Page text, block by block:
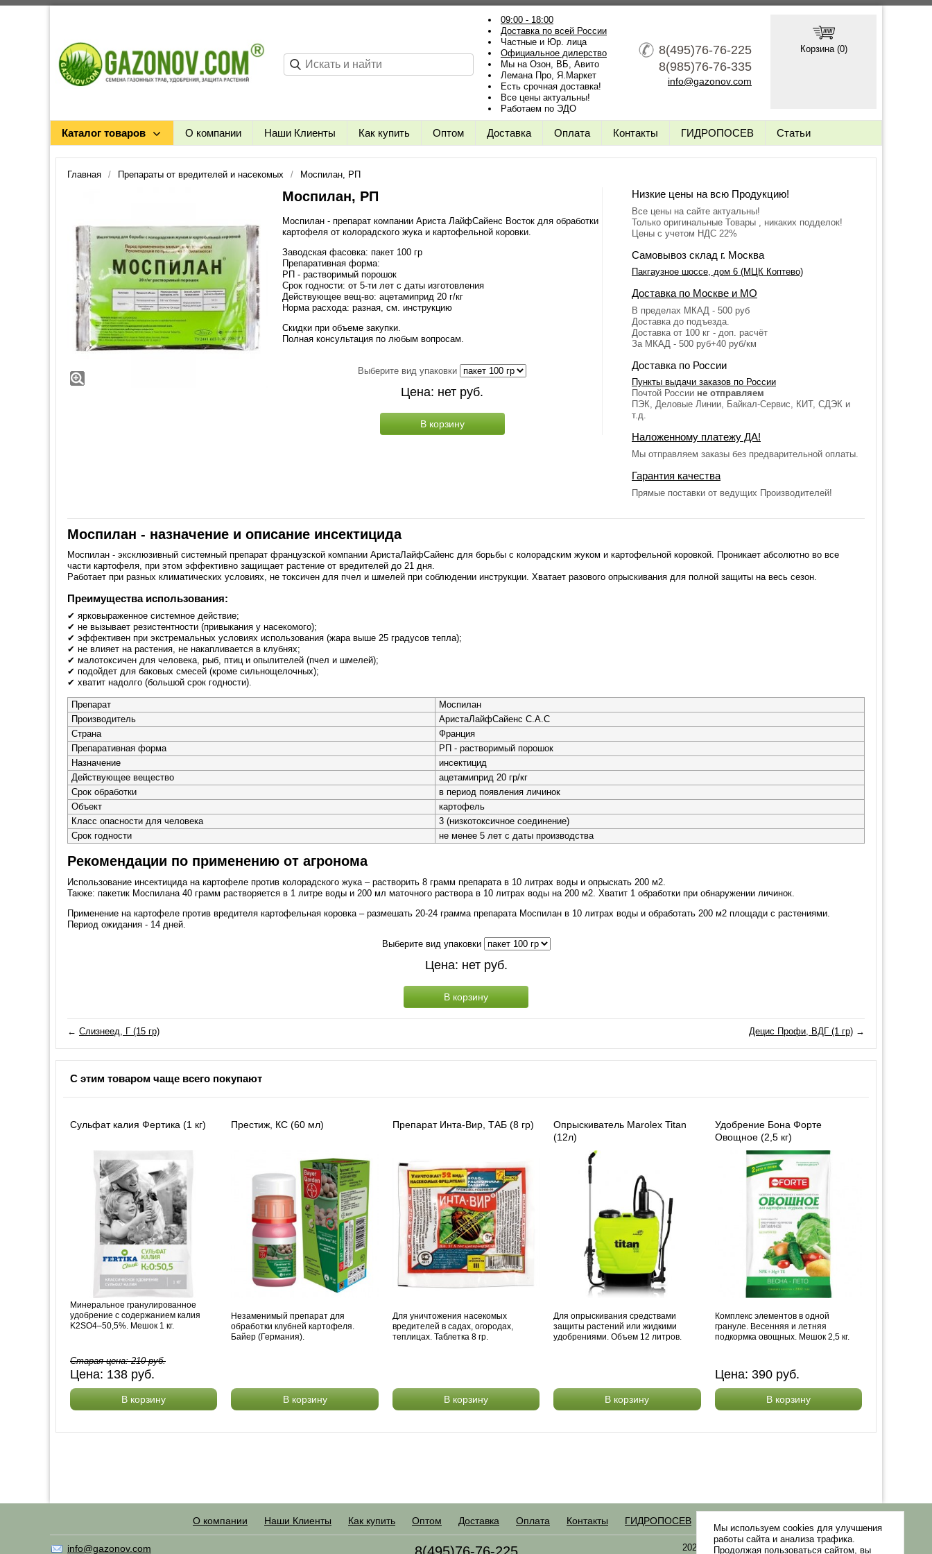
09:00 - 18:00
Доставка по всей России
Частные и Юр. лица
Официальное дилерство
Мы на Озон, ВБ, Авито
Лемана Про, Я.Маркет
Есть срочная доставка!
Все цены актуальны!
Работаем по ЭДО
8(495)76-76-225
8(985)76-76-335
info@gazonov.com
Корзина (0)
Каталог товаров О компании Наши Клиенты Как купить Оптом Доставка Оплата Контакты ГИДРОПОСЕВ Статьи
Главная Препараты от вредителей и насекомых Моспилан, РП
Моспилан, РП
Моспилан - препарат компании Ариста ЛайфСайенс Восток для обработки
картофеля от колорадского жука и картофельной коровки.
Заводская фасовка: пакет 100 гр
Препаративная форма:
РП - растворимый порошок
Срок годности: от 5-ти лет с даты изготовления
Действующее вещ-во: ацетамиприд 20 г/кг
Норма расхода: разная, см. инструкцию
Скидки при объеме закупки.
Полная консультация по любым вопросам.
Выберите вид упаковки
Цена: нет руб.
В корзину
Низкие цены на всю Продукцию!
Все цены на сайте актуальны!
Только оригинальные Товары , никаких подделок!
Цены с учетом НДС 22%
Самовывоз склад г. Москва
Пакгаузное шоссе, дом 6 (МЦК Коптево)
Доставка по Москве и МО
В пределах МКАД - 500 руб
Доставка до подъезда.
Доставка от 100 кг - доп. расчёт
За МКАД - 500 руб+40 руб/км
Доставка по России
Пункты выдачи заказов по России
Почтой России не отправляем
ПЭК, Деловые Линии, Байкал-Сервис, КИТ, СДЭК и
т.д.
Наложенному платежу ДА!
Мы отправляем заказы без предварительной оплаты.
Гарантия качества
Прямые поставки от ведущих Производителей!
Моспилан - назначение и описание инсектицида
Моспилан - эксклюзивный системный препарат французской компании АристаЛайфСайенс для борьбы с колорадским жуком и картофельной коровкой. Проникает абсолютно во все
части картофеля, при этом эффективно защищает растение от вредителей до 21 дня.
Работает при разных климатических условиях, не токсичен для пчел и шмелей при соблюдении инструкции. Хватает разового опрыскивания для полной защиты на весь сезон.
Преимущества использования:
✔ ярковыраженное системное действие;
✔ не вызывает резистентности (привыкания у насекомого);
✔ эффективен при экстремальных условиях использования (жара выше 25 градусов тепла);
✔ не влияет на растения, не накапливается в клубнях;
✔ малотоксичен для человека, рыб, птиц и опылителей (пчел и шмелей);
✔ подойдет для баковых смесей (кроме сильнощелочных);
✔ хватит надолго (большой срок годности).
Препарат
Моспилан
Производитель
АристаЛайфСайенс С.А.С
Страна
Франция
Препаративная форма
РП - растворимый порошок
Назначение
инсектицид
Действующее вещество
ацетамиприд 20 гр/кг
Срок обработки
в период появления личинок
Объект
картофель
Класс опасности для человека
3 (низкотоксичное соединение)
Срок годности
не менее 5 лет с даты производства
Рекомендации по применению от агронома
Использование инсектицида на картофеле против колорадского жука – растворить 8 грамм препарата в 10 литрах воды и опрыскать 200 м2.
Также: пакетик Моспилана 40 грамм растворяется в 1 литре воды и 200 мл маточного раствора в 10 литрах воды на 200 м2. Хватит 1 обработки при обнаружении личинок.
Применение на картофеле против вредителя картофельная коровка – размешать 20-24 грамма препарата Моспилан в 10 литрах воды и обработать 200 м2 площади с растениями.
Период ожидания - 14 дней.
Выберите вид упаковки
Цена: нетруб.
В корзину
← Слизнеед, Г (15 гр) Децис Профи, ВДГ (1 гр) →
С этим товаром чаще всего покупают
Сульфат калия Фертика (1 кг)
Минеральное гранулированное
удобрение с содержанием калия
K2SO4–50,5%. Мешок 1 кг.
Старая цена:210руб.
Цена: 138 руб.
В корзину
Престиж, КС (60 мл)
Незаменимый препарат для
обработки клубней картофеля.
Байер (Германия).
В корзину
Препарат Инта-Вир, ТАБ (8 гр)
Для уничтожения насекомых
вредителей в садах, огородах,
теплицах. Таблетка 8 гр.
В корзину
Опрыскиватель Marolex Titan
(12л)
Для опрыскивания средствами
защиты растений или жидкими
удобрениями. Объем 12 литров.
В корзину
Удобрение Бона Форте
Овощное (2,5 кг)
Комплекс элементов в одной
грануле. Весенняя и летняя
подкормка овощных. Мешок 2,5 кг.
Цена: 390руб.
В корзину
О компании Наши Клиенты Как купить Оптом Доставка Оплата Контакты ГИДРОПОСЕВ
info@gazonov.com
2021-2026 © «Газонная трава, семена газонных
Мы используем cookies для улучшения
работы сайта и анализа трафика.
Продолжая пользоваться сайтом, вы